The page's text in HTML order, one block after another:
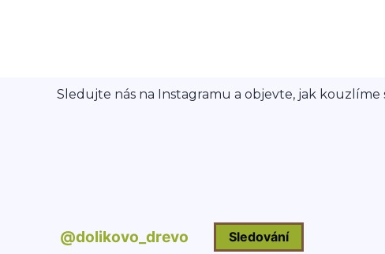
Sledujte nás na Instagramu a objevte, jak